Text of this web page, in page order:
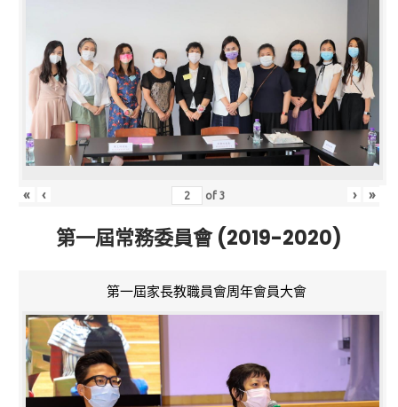
« ‹ of3 › »
第一屆常務委員會 (2019-2020)
第一屆家長教職員會周年會員大會